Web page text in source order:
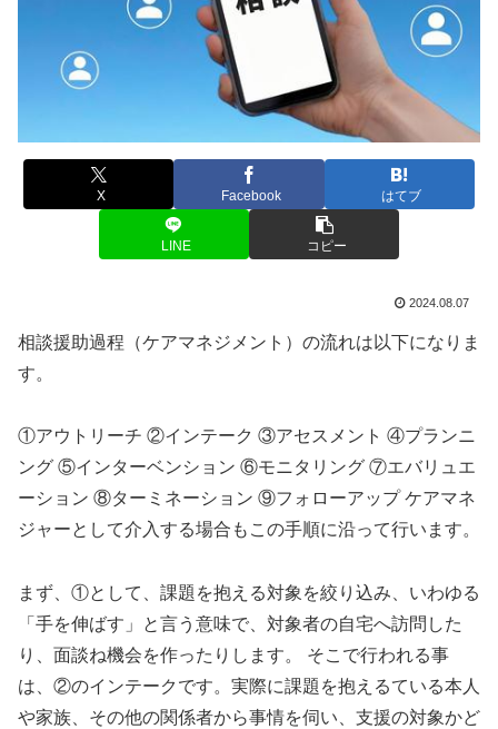
X Facebook はてブ
LINE コピー
2024.08.07
相談援助過程（ケアマネジメント）の流れは以下になりま
す。
①アウトリーチ ②インテーク ③アセスメント ④プランニ
ング ⑤インターベンション ⑥モニタリング ⑦エバリュエ
ーション ⑧ターミネーション ⑨フォローアップ ケアマネ
ジャーとして介入する場合もこの手順に沿って行います。
まず、①として、課題を抱える対象を絞り込み、いわゆる
「手を伸ばす」と言う意味で、対象者の自宅へ訪問した
り、面談ね機会を作ったりします。 そこで行われる事
は、②のインテークです。実際に課題を抱えるている本人
や家族、その他の関係者から事情を伺い、支援の対象かど